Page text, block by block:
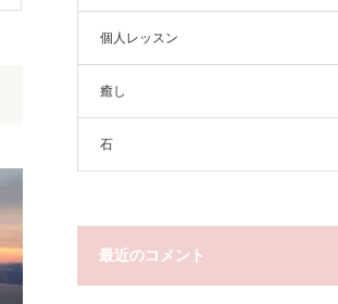
個人レッスン
癒し
石
最近のコメント